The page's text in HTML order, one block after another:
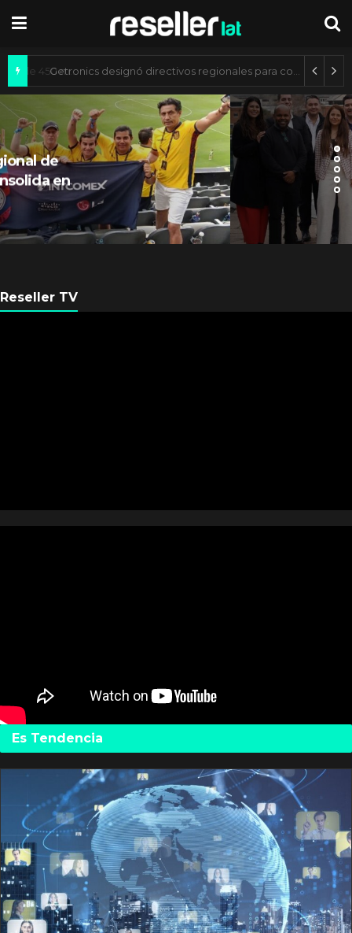
Mercado de IA agéntica tiene un valor de 450 mil millones de dólares
ARGENTINA
Axis Communications
Argentina se fortalece con
nueva sede
Reseller TV
Es Tendencia